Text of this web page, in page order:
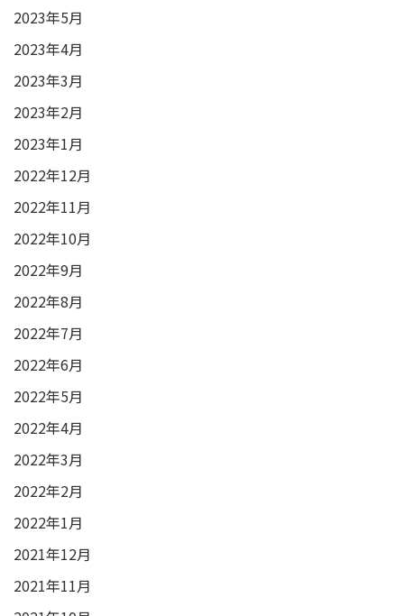
2023年5月
2023年4月
2023年3月
2023年2月
2023年1月
2022年12月
2022年11月
2022年10月
2022年9月
2022年8月
2022年7月
2022年6月
2022年5月
2022年4月
2022年3月
2022年2月
2022年1月
2021年12月
2021年11月